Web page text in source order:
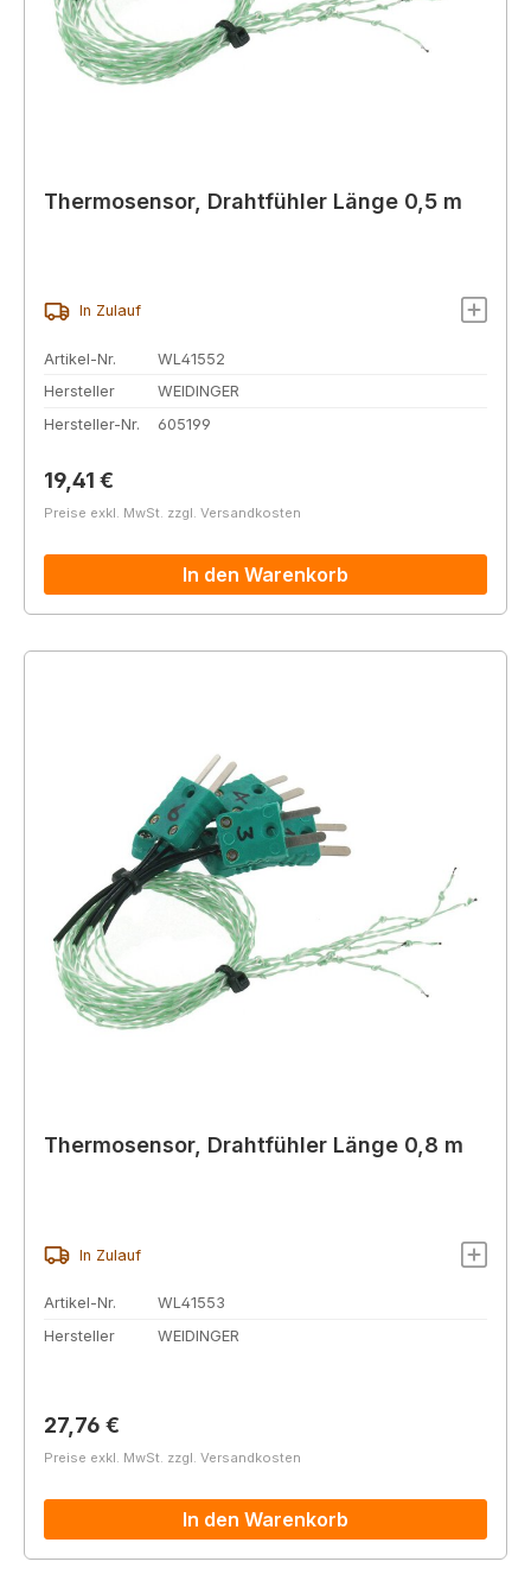
Thermosensor, Drahtfühler Länge 0,5 m
In Zulauf
Artikel-Nr.
WL41552
Hersteller
WEIDINGER
Hersteller-Nr.
605199
Regulärer Preis:
19,41 €
Preise exkl. MwSt. zzgl. Versandkosten
In den Warenkorb
Thermosensor, Drahtfühler Länge 0,8 m
In Zulauf
Artikel-Nr.
WL41553
Hersteller
WEIDINGER
Regulärer Preis:
27,76 €
Preise exkl. MwSt. zzgl. Versandkosten
In den Warenkorb